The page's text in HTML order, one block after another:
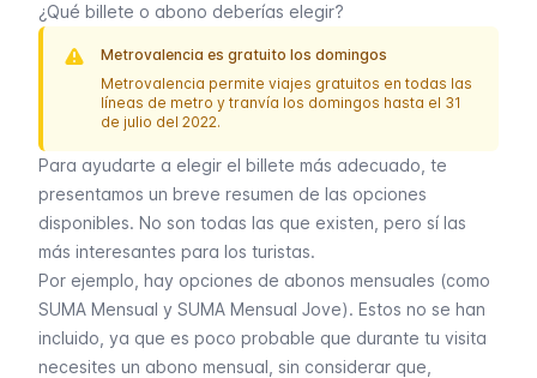
¿Qué billete o abono deberías elegir?
Metrovalencia es gratuito los domingos
Metrovalencia permite viajes gratuitos en todas las
líneas de metro y tranvía los domingos hasta el 31
de julio del 2022.
Para ayudarte a elegir el billete más adecuado, te
presentamos un breve resumen de las opciones
disponibles. No son todas las que existen, pero sí las
más interesantes para los turistas.
Por ejemplo, hay opciones de abonos mensuales (como
SUMA Mensual y SUMA Mensual Jove). Estos no se han
incluido, ya que es poco probable que durante tu visita
necesites un abono mensual, sin considerar que,